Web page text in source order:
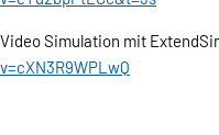
Video Simulation mit
v=cXN3R9WPLwQ